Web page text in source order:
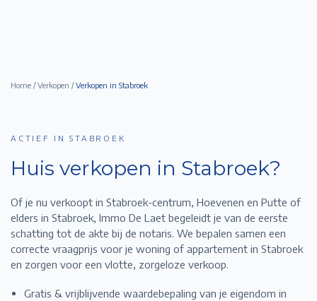
Home / Verkopen /Verkopen in Stabroek
ACTIEF IN STABROEK
Huis verkopen in Stabroek?
Of je nu verkoopt in Stabroek-centrum, Hoevenen en Putte of
elders in Stabroek, Immo De Laet begeleidt je van de eerste
schatting tot de akte bij de notaris. We bepalen samen een
correcte vraagprijs voor je woning of appartement in Stabroek
en zorgen voor een vlotte, zorgeloze verkoop.
Gratis & vrijblijvende waardebepaling van je eigendom in